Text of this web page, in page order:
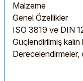
Malzeme
Genel Özellikler
ISO 3819 ve DIN
Güçlendirilmiş kalın
Derecelendirmeler,